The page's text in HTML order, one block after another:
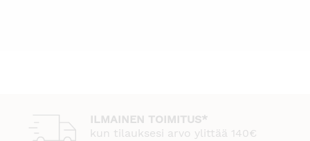
ILMAINEN TOIMITUS*
kun tilauksesi arvo ylittää 140€